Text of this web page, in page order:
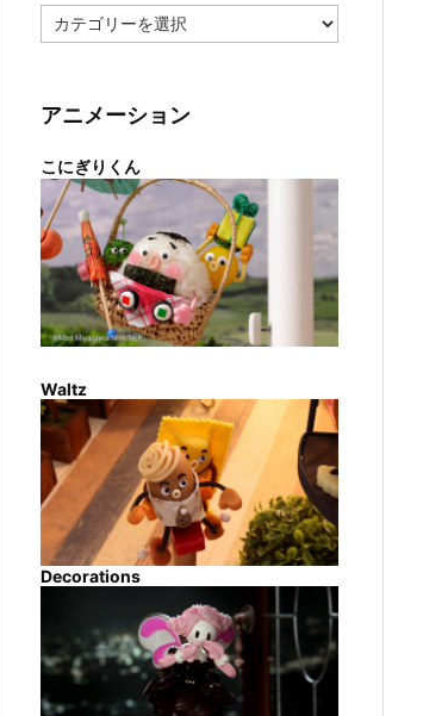
テ
ー
アニメーション
こにぎりくん
Waltz
Decorations